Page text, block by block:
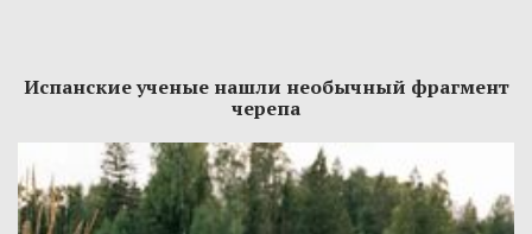
Испанские ученые нашли необычный фрагмент
черепа